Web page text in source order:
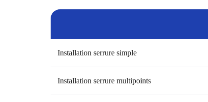
Installation serrure simple
Installation serrure multipoints